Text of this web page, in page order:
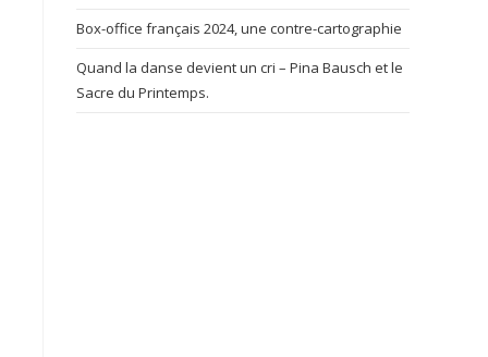
Box-office français 2024, une contre-cartographie
Quand la danse devient un cri – Pina Bausch et le
Sacre du Printemps.